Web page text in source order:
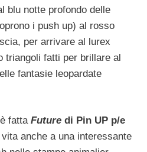
blu notte profondo delle
i push up) al rosso
per arrivare al lurex
triangoli fatti per brillare al
fantasie leopardate
fatta Future di Pin UP p/e
anche a una interessante